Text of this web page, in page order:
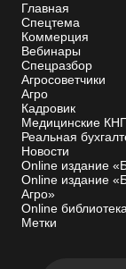
Главная
Спецтема
Коммерция
Вебинары
Спецразбор
Агросоветчики
Агро
Кадровик
Медицинские
Реальная
Новости
Online издание
Online издание
Агро»
Online
Метки